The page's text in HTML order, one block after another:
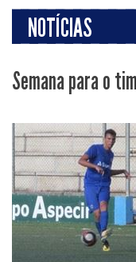
NOTÍCIAS
Semana para o